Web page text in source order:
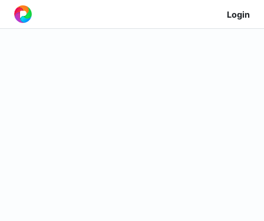
Login